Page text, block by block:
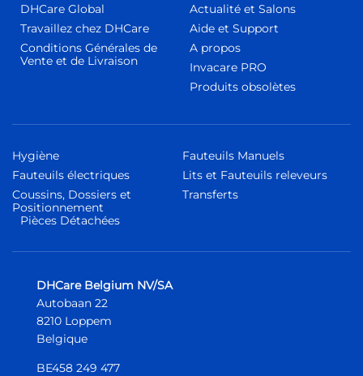
DHCare Global
Travaillez chez DHCare
Conditions Générales de
Vente et de Livraison
Actualité et Salons
Aide et Support
A propos
Invacare PRO
Produits obsolètes
Hygiène
Fauteuils électriques
Coussins, Dossiers et
Positionnement
Fauteuils Manuels
Lits et Fauteuils releveurs
Transferts
Pièces Détachées
DHCare Belgium NV/SA
Autobaan 22
8210 Loppem
Belgique
BE458 249 477